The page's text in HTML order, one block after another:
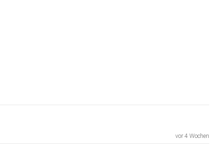
vor 4 Wochen